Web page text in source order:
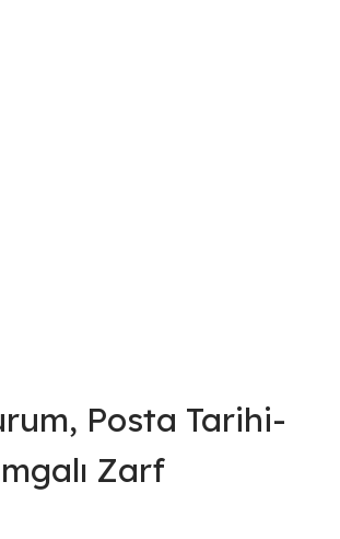
Posta Tarihi-
Zarf